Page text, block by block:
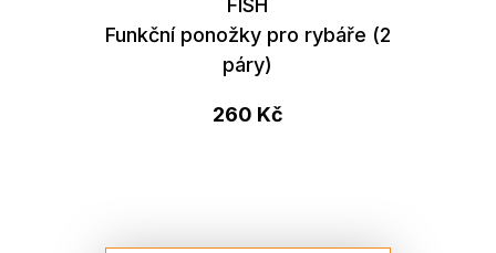
Funkční ponožky pro rybáře (2
páry)
260 Kč